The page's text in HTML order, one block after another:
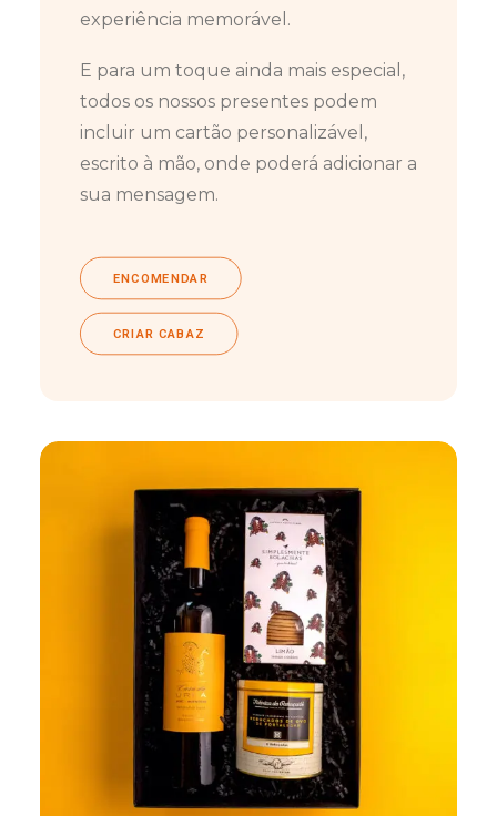
experiência memorável.
E para um toque ainda mais especial,
todos os nossos presentes podem
incluir um cartão personalizável,
escrito à mão, onde poderá adicionar a
sua mensagem.
ENCOMENDAR
CRIAR CABAZ